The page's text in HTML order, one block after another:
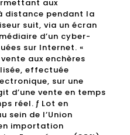
aux
distance pendant la
suit, via un écran
d’un cyber-
sur Internet. «
aux enchères
effectuée
sur une
d’une vente en temps
réel. ƒ Lot en
sein de l’Union
importation